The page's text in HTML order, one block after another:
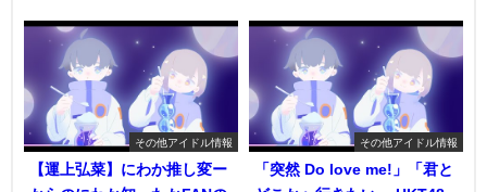
その他アイドル情報
【運上弘菜】にわか推し変ー
その他アイドル情報
「突然 Do love me!」「君と